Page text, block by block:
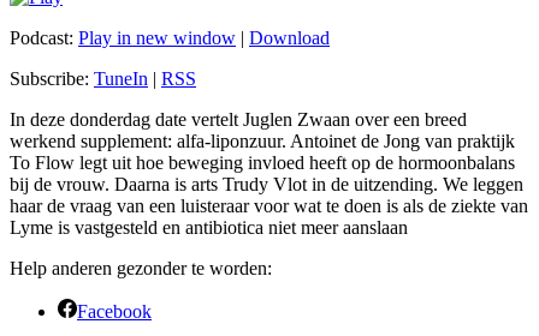
Podcast: Play in new window | Download
Subscribe: TuneIn | RSS
In deze donderdag date vertelt Juglen Zwaan over een breed
werkend supplement: alfa-liponzuur. Antoinet de Jong van praktijk
To Flow legt uit hoe beweging invloed heeft op de hormoonbalans
bij de vrouw. Daarna is arts Trudy Vlot in de uitzending. We leggen
haar de vraag van een luisteraar voor wat te doen is als de ziekte van
Lyme is vastgesteld en antibiotica niet meer aanslaan
Help anderen gezonder te worden:
Facebook